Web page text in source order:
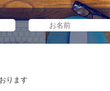
ります